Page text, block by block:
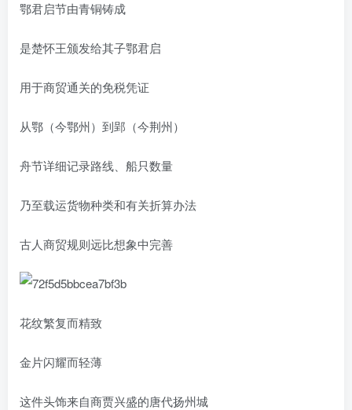
鄂君启节由青铜铸成
是楚怀王颁发给其子鄂君启
用于商贸通关的免税凭证
从鄂（今鄂州）到郢（今荆州）
舟节详细记录路线、船只数量
乃至载运货物种类和有关折算办法
古人商贸规则远比想象中完善
花纹繁复而精致
金片闪耀而轻薄
这件头饰来自商贾兴盛的唐代扬州城